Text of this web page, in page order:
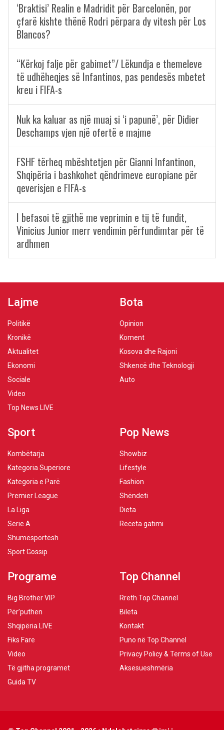
‘Braktisi’ Realin e Madridit për Barcelonën, por
çfarë kishte thënë Rodri përpara dy vitesh për Los
Blancos?
“Kërkoj falje për gabimet”/ Lëkundja e themeleve
të udhëheqjes së Infantinos, pas pendesës mbetet
kreu i FIFA-s
Nuk ka kaluar as një muaj si ‘i papunë’, për Didier
Deschamps vjen një ofertë e majme
FSHF tërheq mbështetjen për Gianni Infantinon,
Shqipëria i bashkohet qëndrimeve europiane për
qeverisjen e FIFA-s
I befasoi të gjithë me veprimin e tij të fundit,
Vinicius Junior merr vendimin përfundimtar për të
ardhmen
Lajme
Politikë
Kronikë
Aktualitet
Ekonomi
Sociale
Video
Top News LIVE
Bota
Opinion
Koment
Kosova dhe Rajoni
Shkencë dhe Teknologji
Auto
Sport
Kombëtarja
Kategoria Superiore
Kategoria e Parë
Premier League
La Liga
Serie A
Shumësportësh
Sport Gossip
Pop News
Showbiz
Lifestyle
Fashion
Shëndeti
Dieta
Receta gatimi
Programe
Big Brother VIP
Për’puthen
Shqipëria LIVE
Fiks Fare
Video
Të gjitha programet
Guida TV
Top Channel
Rreth Top Channel
Bileta
Kontakt
Puno në Top Channel
Privacy Policy & Terms of Use
Aksesueshmëria